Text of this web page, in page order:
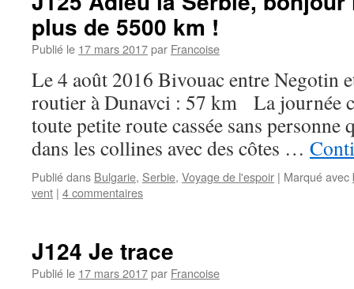
plus de 5500 km !
Publié le 17 mars 2017par Francoise
Le 4 août 2016 Bivouac entre Negotin
routier à Dunavci : 57 km La journée
toute petite route cassée sans personne
dans les collines avec des côtes …
Publié dans Bulgarie, Serbie, Voyage de l'espoir | Marqué avec
vent | 4 commentaires
J124 Je trace
Publié le 17 mars 2017par Francoise